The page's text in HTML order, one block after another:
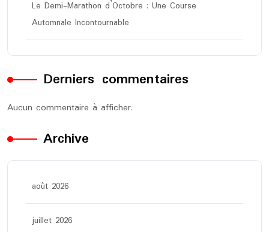
Le Demi-Marathon d’Octobre : Une Course
Automnale Incontournable
Derniers commentaires
Aucun commentaire à afficher.
Archive
août 2026
juillet 2026